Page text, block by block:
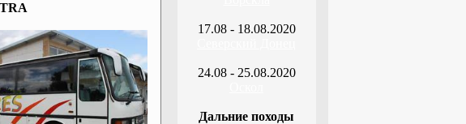
17.08 - 18.08.2020
24.08 - 25.08.2020
Дальние походы